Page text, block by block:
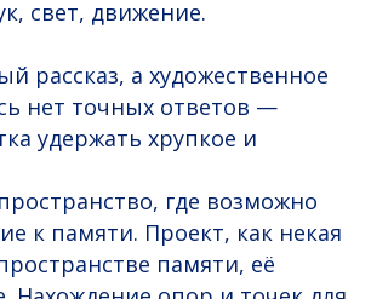
свет, движение.
рассказ, а художественное
нет точных ответов —
удержать хрупкое и
где возможно
к памяти. Проект, как некая
памяти, её